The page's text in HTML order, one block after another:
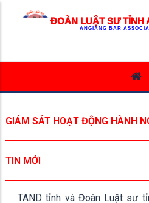
ĐOÀN LUẬT SƯ TỈNH
ANGIANG BAR
GIÁM SÁT HOẠT ĐỘNG HÀNH
TIN MỚI
TAND tỉnh và Đoàn Luật sư